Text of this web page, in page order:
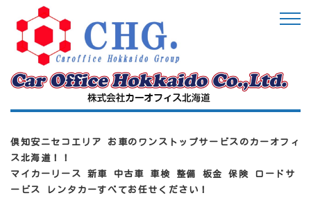
倶知安ニセコエリア お車のワンストップサービスのカーオフィ
ス北海道！！
マイカーリース 新車 中古車 車検 整備 板金 保険 ロードサ
ービス レンタカーすべてお任せください！